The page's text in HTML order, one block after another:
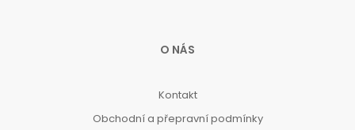
O NÁS
Kontakt
Obchodní a přepravní podmínky